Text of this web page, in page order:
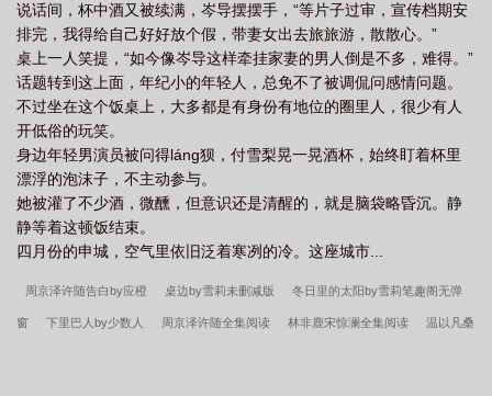
说话间，杯中酒又被续满，岑导摆摆手，“等片子过审，宣传档期安
排完，我得给自己好好放个假，带妻女出去旅旅游，散散心。”
桌上一人笑提，“如今像岑导这样牵挂家妻的男人倒是不多，难得。”
话题转到这上面，年纪小的年轻人，总免不了被调侃问感情问题。
不过坐在这个饭桌上，大多都是有身份有地位的圈里人，很少有人
开低俗的玩笑。
身边年轻男演员被问得láng狈，付雪梨晃一晃酒杯，始终盯着杯里
漂浮的泡沫子，不主动参与。
她被灌了不少酒，微醺，但意识还是清醒的，就是脑袋略昏沉。静
静等着这顿饭结束。
四月份的申城，空气里依旧泛着寒冽的冷。这座城市...
周京泽许随告白by应橙 桌边by雪莉未删减版 冬日里的太阳by雪莉笔趣阁无弹
窗 下里巴人by少数人 周京泽许随全集阅读 林非鹿宋惊澜全集阅读 温以凡桑